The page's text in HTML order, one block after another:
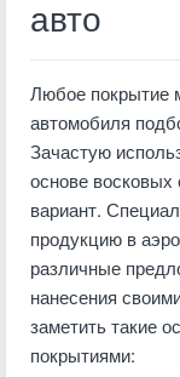
авто
Любое покрытие
автомобиля
Зачастую
основе
вариант.
продукцию в
различные
нанесения
заметить такие
покрытиями: